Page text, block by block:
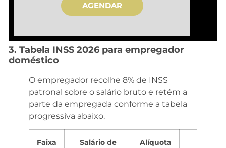
AGENDAR
3. Tabela INSS 2026 para empregador
doméstico
O empregador recolhe 8% de INSS
patronal sobre o salário bruto e retém a
parte da empregada conforme a tabela
progressiva abaixo.
Faixa
Salário de
Alíquota